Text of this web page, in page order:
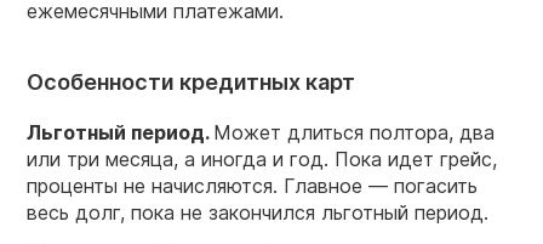
ежемесячными платежами.
Особенности кредитных карт
Льготный период. Может длиться полтора, два
или три месяца, а иногда и год. Пока идет грейс,
проценты не начисляются. Главное — погасить
весь долг, пока не закончился льготный период.